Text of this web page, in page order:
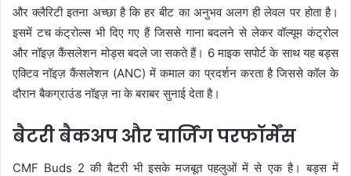
और क्लैरिटी इतना अच्छा है कि हर बीट का अनुभव अलग ही लेवल पर होता है।
इसमें टच कंट्रोल्स भी दिए गए हैं जिससे गाना बदलने से लेकर वॉल्यूम कंट्रोल
और नॉइज़ कैंसलेशन मोड्स बदले जा सकते हैं। 6 माइक सपोर्ट के साथ यह बड्स
एक्टिव नॉइज़ कैंसलेशन (ANC) में कमाल का प्रदर्शन करता है जिससे कॉल के
दौरान बैकग्राउंड नॉइज़ ना के बराबर सुनाई देता है।
बैटरी बैकअप और चार्जिंग परफॉर्मेंस
CMF Buds 2 की बैटरी भी इसके मजबूत पहलुओं में से एक है। बड्स में